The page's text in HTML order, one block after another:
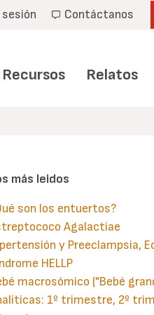
Contáctanos
Recursos Relatos
más leidos
son los entuertos?
Agalactiae
y Preeclampsia,
HELLP
macrosómico ("Bebé
1º trimestre, 2º